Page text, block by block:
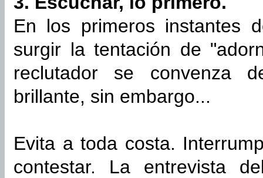
En los primeros instantes
surgir la tentación de
reclutador se convenza
brillante, sin embargo...
Evita a toda costa.
contestar. La entrevista